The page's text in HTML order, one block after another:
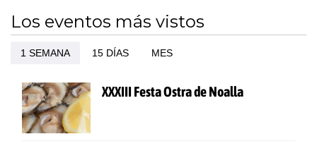
Los eventos más vistos
1 SEMANA 15 DÍAS MES
XXXIII Festa Ostra de Noalla